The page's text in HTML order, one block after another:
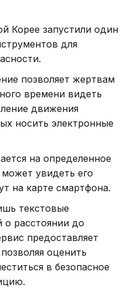
Корее запустили один
для
позволяет жертвам
времени видеть
движения
носить электронные
на определенное
может увидеть его
на карте смартфона.
текстовые
расстоянии до
предоставляет
оценить
в безопасное